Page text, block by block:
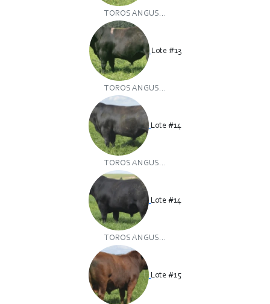
TOROS ANGUS...
Lote #13
TOROS ANGUS...
Lote #14
TOROS ANGUS...
Lote #14
TOROS ANGUS...
Lote #15